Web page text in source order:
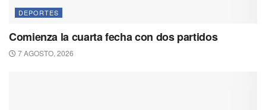
DEPORTES
Comienza la cuarta fecha con dos partidos
7 AGOSTO, 2026